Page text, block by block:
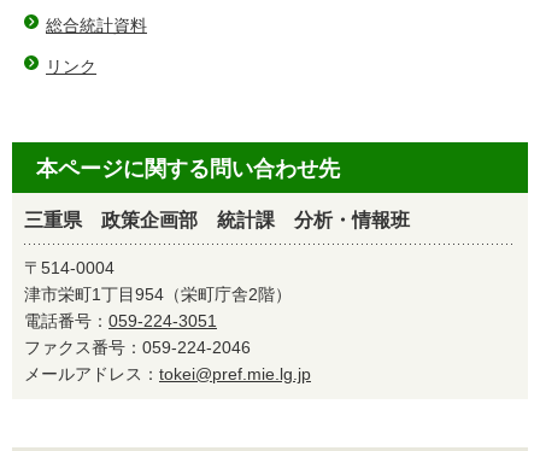
総合統計資料
リンク
本ページに関する問い合わせ先
三重県 政策企画部 統計課 分析・情報班
〒514-0004
津市栄町1丁目954（栄町庁舎2階）
電話番号： 059-224-3051
ファクス番号：059-224-2046
メールアドレス： tokei@pref.mie.lg.jp